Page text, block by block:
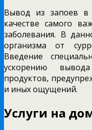
Вывод из запоев в
качестве самого
заболевания. В
организма от
Введение
ускорению
продуктов,
и иных ощущений.
Услуги на